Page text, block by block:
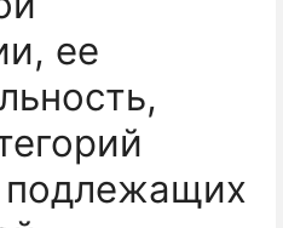
ее
подлежащих